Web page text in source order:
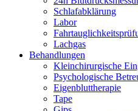
Schlafabklärung
Labor
Lachgas
Behandlungen
Kleinchirurgische
Psychologische
Eigenbluttherapie
Tape